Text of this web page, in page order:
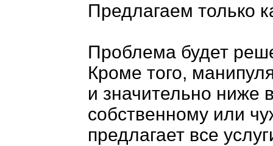
Предлагаем только
Проблема будет
Кроме того,
и значительно ниже
собственному или
предлагает все